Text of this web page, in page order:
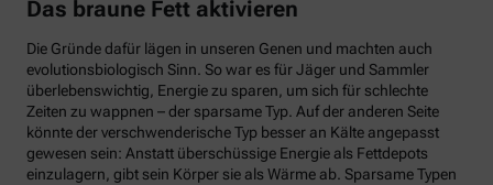
Das braune Fett aktivieren
Die Gründe dafür lägen in unseren Genen und machten auch
evolutionsbiologisch Sinn. So war es für Jäger und Sammler
überlebenswichtig, Energie zu sparen, um sich für schlechte
Zeiten zu wappnen – der sparsame Typ. Auf der anderen Seite
könnte der verschwenderische Typ besser an Kälte angepasst
gewesen sein: Anstatt überschüssige Energie als Fettdepots
einzulagern, gibt sein Körper sie als Wärme ab. Sparsame Typen